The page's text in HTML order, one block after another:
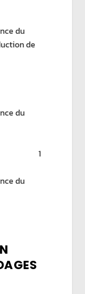
du
de
du
du